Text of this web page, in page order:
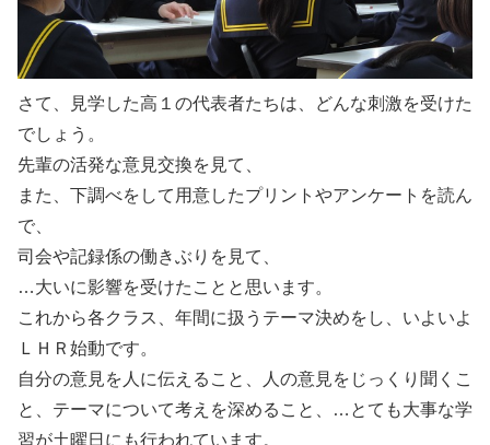
さて、見学した高１の代表者たちは、どんな刺激を受けた
でしょう。
先輩の活発な意見交換を見て、
また、下調べをして用意したプリントやアンケートを読ん
で、
司会や記録係の働きぶりを見て、
…大いに影響を受けたことと思います。
これから各クラス、年間に扱うテーマ決めをし、いよいよ
ＬＨＲ始動です。
自分の意見を人に伝えること、人の意見をじっくり聞くこ
と、テーマについて考えを深めること、…とても大事な学
習が土曜日にも行われています。